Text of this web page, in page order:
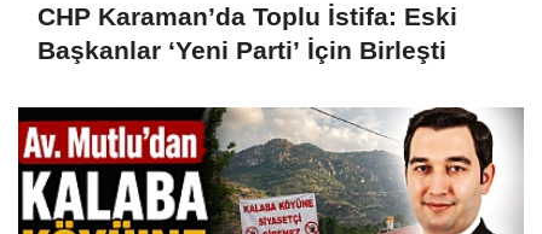
CHP Karaman’da Toplu İstifa: Eski
Başkanlar ‘Yeni Parti’ İçin Birleşti